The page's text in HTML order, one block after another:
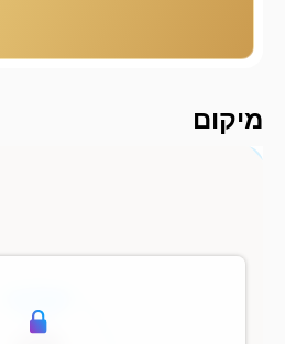
מיקום